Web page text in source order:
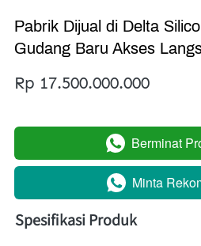
Pabrik Dijual di Delta
Gudang Baru Akses
Rp 17.500.000.000
` Berminat
` Minta
Spesifikasi Produk